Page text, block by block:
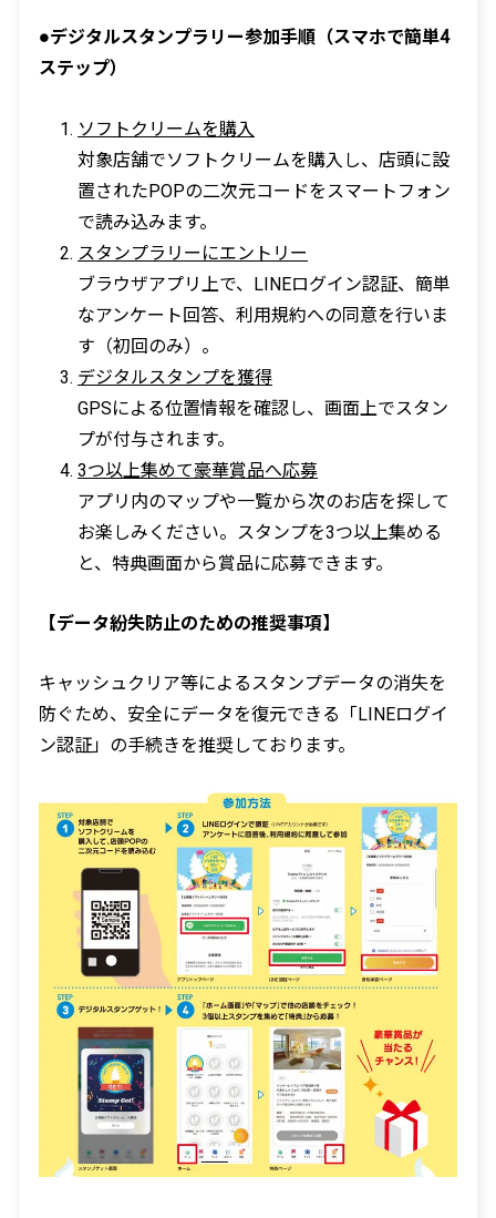
●デジタルスタンプラリー参加手順（スマホで簡単4
ステップ）
ソフトクリームを購入
対象店舗でソフトクリームを購入し、店頭に設
置されたPOPの二次元コードをスマートフォン
で読み込みます。
スタンプラリーにエントリー
ブラウザアプリ上で、LINEログイン認証、簡単
なアンケート回答、利用規約への同意を行いま
す（初回のみ）。
デジタルスタンプを獲得
GPSによる位置情報を確認し、画面上でスタン
プが付与されます。
3つ以上集めて豪華賞品へ応募
アプリ内のマップや一覧から次のお店を探して
お楽しみください。スタンプを3つ以上集める
と、特典画面から賞品に応募できます。
【データ紛失防止のための推奨事項】
キャッシュクリア等によるスタンプデータの消失を
防ぐため、安全にデータを復元できる「LINEログイ
ン認証」の手続きを推奨しております。